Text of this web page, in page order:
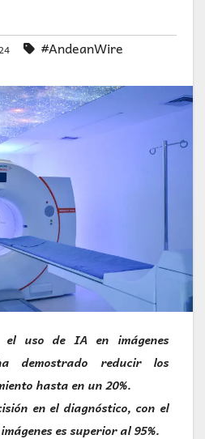
#AndeanWire
uso de IA en imágenes
demostrado reducir los
hasta en un 20%.
en el diagnóstico, con el
es superior al 95%.